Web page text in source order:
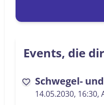
Events, die
favorite Schwegel-
14.05.2030, 16:30,